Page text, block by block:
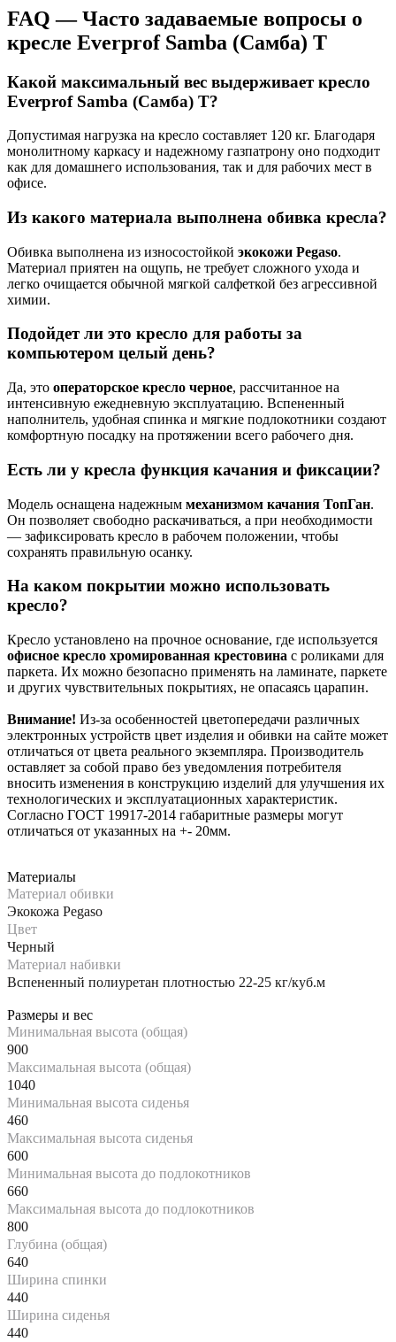
FAQ — Часто задаваемые вопросы о
кресле Everprof Samba (Самба) T
Какой максимальный вес выдерживает кресло
Everprof Samba (Самба) T?
Допустимая нагрузка на кресло составляет 120 кг. Благодаря
монолитному каркасу и надежному газпатрону оно подходит
как для домашнего использования, так и для рабочих мест в
офисе.
Из какого материала выполнена обивка кресла?
Обивка выполнена из износостойкой экокожи Pegaso.
Материал приятен на ощупь, не требует сложного ухода и
легко очищается обычной мягкой салфеткой без агрессивной
химии.
Подойдет ли это кресло для работы за
компьютером целый день?
Да, это операторское кресло черное, рассчитанное на
интенсивную ежедневную эксплуатацию. Вспененный
наполнитель, удобная спинка и мягкие подлокотники создают
комфортную посадку на протяжении всего рабочего дня.
Есть ли у кресла функция качания и фиксации?
Модель оснащена надежным механизмом качания ТопГан.
Он позволяет свободно раскачиваться, а при необходимости
— зафиксировать кресло в рабочем положении, чтобы
сохранять правильную осанку.
На каком покрытии можно использовать
кресло?
Кресло установлено на прочное основание, где используется
офисное кресло хромированная крестовина с роликами для
паркета. Их можно безопасно применять на ламинате, паркете
и других чувствительных покрытиях, не опасаясь царапин.
Внимание! Из-за особенностей цветопередачи различных
электронных устройств цвет изделия и обивки на сайте может
отличаться от цвета реального экземпляра. Производитель
оставляет за собой право без уведомления потребителя
вносить изменения в конструкцию изделий для улучшения их
технологических и эксплуатационных характеристик.
Согласно ГОСТ 19917-2014 габаритные размеры могут
отличаться от указанных на +- 20мм.
Материалы
Материал обивки
Экокожа Pegaso
Цвет
Черный
Материал набивки
Вспененный полиуретан плотностью 22-25 кг/куб.м
Размеры и вес
Минимальная высота (общая)
900
Максимальная высота (общая)
1040
Минимальная высота сиденья
460
Максимальная высота сиденья
600
Минимальная высота до подлокотников
660
Максимальная высота до подлокотников
800
Глубина (общая)
640
Ширина спинки
440
Ширина сиденья
440